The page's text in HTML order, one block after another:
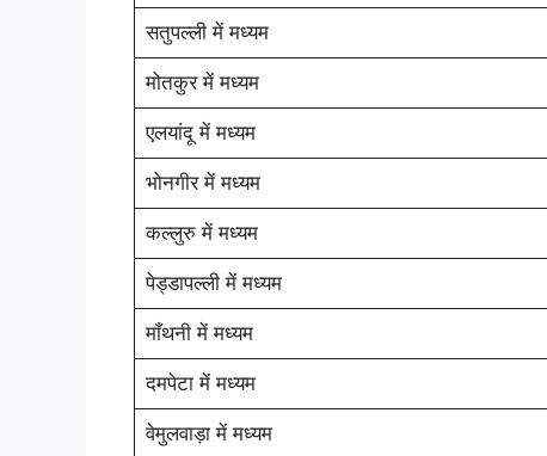
सतुपल्ली में मध्यम
मोतकुर में मध्यम
एलयांदू में मध्यम
भोनगीर में मध्यम
कल्लुरु में मध्यम
पेड्डापल्ली में मध्यम
माँथनी में मध्यम
दमपेटा में मध्यम
वेमुलवाड़ा में मध्यम